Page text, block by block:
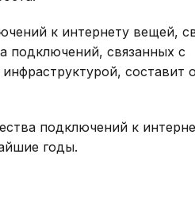
к интернету вещей,
подключений, связанных с
составит
подключений к
годы.